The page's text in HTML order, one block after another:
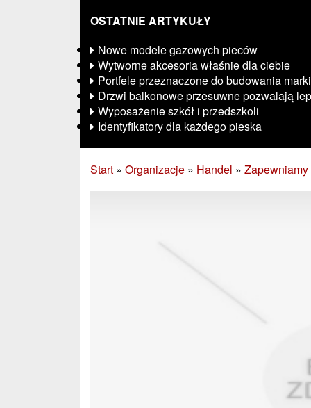
OSTATNIE ARTYKUŁY
Nowe modele gazowych pieców
Wytworne akcesoria właśnie dla ciebie
Portfele przeznaczone do budowania marki
Drzwi balkonowe przesuwne pozwalają
Wyposażenie szkół i przedszkoli
Identyfikatory dla każdego pieska
Start » Organizacje » Handel »